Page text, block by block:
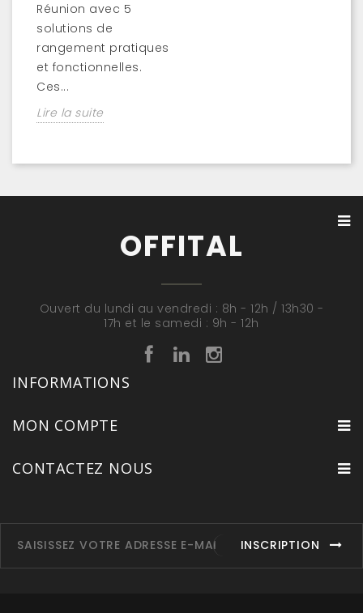
Réunion avec 5
solutions de
rangement pratiques
et fonctionnelles.
Ces...
Lire la suite
OFFITAL
Ouvert du lundi au vendredi : 8h - 12h / 13h30 -
17h et le samedi : 9h - 12h
INFORMATIONS
MON COMPTE
CONTACTEZ NOUS
INSCRIPTION